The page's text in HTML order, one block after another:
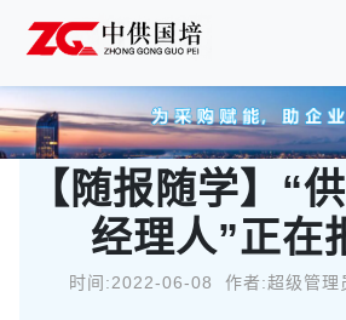
【随报随学】“
经理人”正在
时间:2022-06-08 作者:超级管